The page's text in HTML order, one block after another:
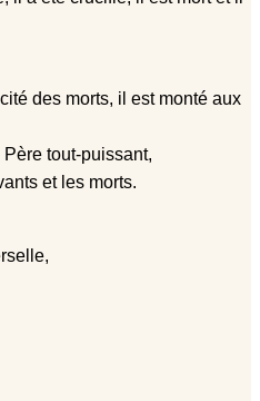
des morts, il est monté aux
Père tout-puissant,
et les morts.